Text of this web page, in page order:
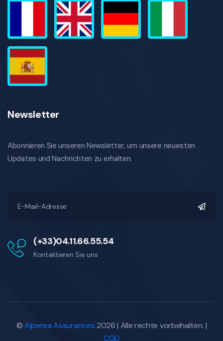
Newsletter
Abonnieren Sie unseren Newsletter, um unsere neuesten
Updates und Nachrichten zu erhalten.
(+33)04.11.66.55.54
Kontaktieren Sie uns
©Alperea Assurances2026 | Alle rechte vorbehalten. |
CGU